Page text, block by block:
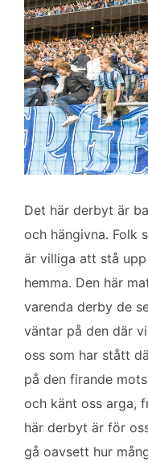
Det här derbyt är
och hängivna. Folk
är villiga att stå
hemma. Den här
varenda derby de
väntar på den där
oss som har stått
på den firande
och känt oss arga,
här derbyt är för
gå oavsett hur